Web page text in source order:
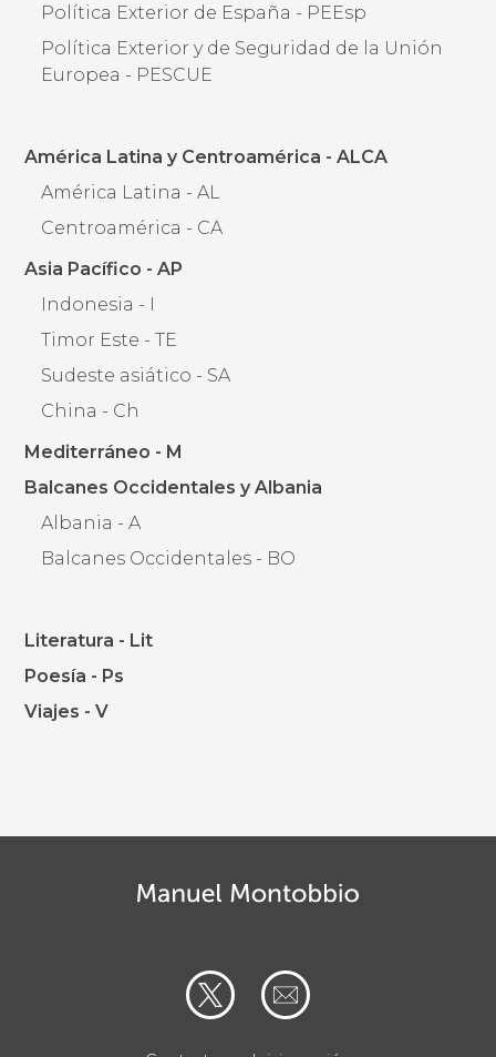
Política Exterior de España - PEEsp
Política Exterior y de Seguridad de la Unión
Europea - PESCUE
América Latina y Centroamérica - ALCA
América Latina - AL
Centroamérica - CA
Asia Pacífico - AP
Indonesia - I
Timor Este - TE
Sudeste asiático - SA
China - Ch
Mediterráneo - M
Balcanes Occidentales y Albania
Albania - A
Balcanes Occidentales - BO
Literatura - Lit
Poesía - Ps
Viajes - V